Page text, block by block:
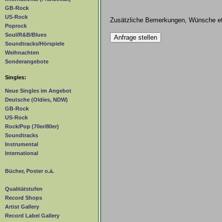
GB-Rock
US-Rock
Poprock
Soul/R&B/Blues
Soundtracks/Hörspiele
Weihnachten
Sonderangebote
Singles:
Neue Singles im Angebot
Deutsche (Oldies, NDW)
GB-Rock
US-Rock
Rock/Pop (70er/80er)
Soundtracks
Instrumental
International
Bücher, Poster o.ä.
Qualitätstufen
Record Shops
Artist Gallery
Record Label Gallery
Zusätzliche Bemerkungen, Wünsche